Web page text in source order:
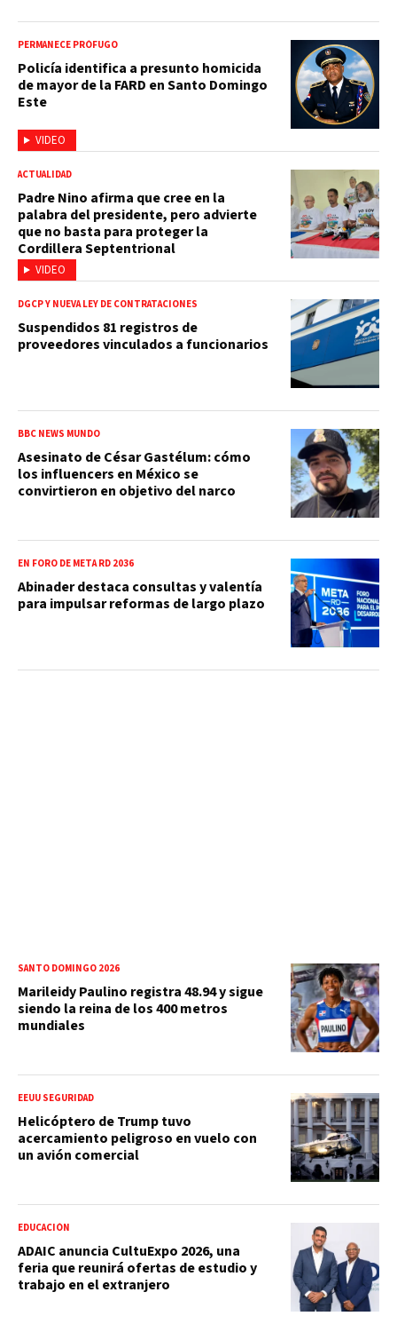
VIDEO
PERMANECE PRÓFUGO
Policía identifica a presunto homicida
de mayor de la FARD en Santo Domingo
Este
VIDEO
ACTUALIDAD
Padre Nino afirma que cree en la
palabra del presidente, pero advierte
que no basta para proteger la
Cordillera Septentrional
DGCP Y NUEVA LEY DE CONTRATACIONES
Suspendidos 81 registros de
proveedores vinculados a funcionarios
BBC NEWS MUNDO
Asesinato de César Gastélum: cómo
los influencers en México se
convirtieron en objetivo del narco
EN FORO DE META RD 2036
Abinader destaca consultas y valentía
para impulsar reformas de largo plazo
SANTO DOMINGO 2026
Marileidy Paulino registra 48.94 y sigue
siendo la reina de los 400 metros
mundiales
EEUU SEGURIDAD
Helicóptero de Trump tuvo
acercamiento peligroso en vuelo con
un avión comercial
EDUCACIÓN
ADAIC anuncia CultuExpo 2026, una
feria que reunirá ofertas de estudio y
trabajo en el extranjero